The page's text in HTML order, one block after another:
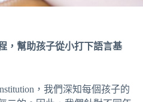
，幫助孩子從小打下語言基
，我們深知每個孩子的